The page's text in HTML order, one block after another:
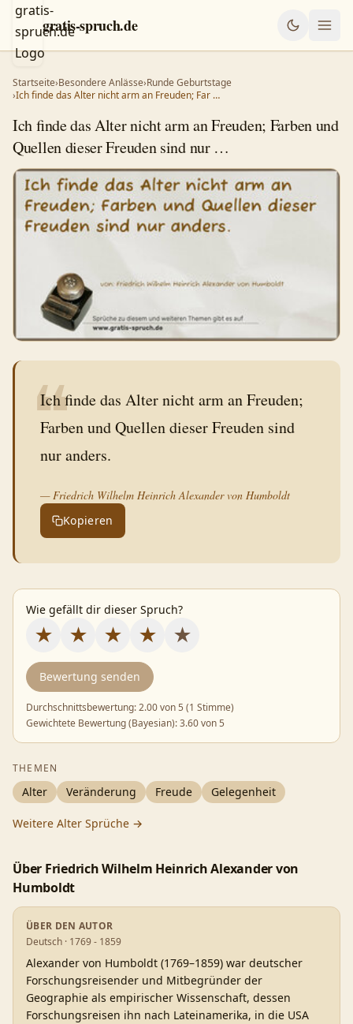
gratis-spruch.de
Startseite›Besondere Anlässe›Runde Geburtstage
›Ich finde das Alter nicht arm an Freuden; Far …
Ich finde das Alter nicht arm an Freuden; Farben und
Quellen dieser Freuden sind nur …
❝
Ich finde das Alter nicht arm an Freuden;
Farben und Quellen dieser Freuden sind
nur anders.
—Friedrich Wilhelm Heinrich Alexander von Humboldt
Kopieren
Wie gefällt dir dieser Spruch?
★ ★ ★ ★ ★
Bewertung senden
Durchschnittsbewertung:2.00von 5 (1 Stimme)
Gewichtete Bewertung (Bayesian):3.60von 5
THEMEN
Alter Veränderung Freude Gelegenheit
Weitere Alter Sprüche →
Über Friedrich Wilhelm Heinrich Alexander von
Humboldt
ÜBER DEN AUTOR
Deutsch · 1769 - 1859
Alexander von Humboldt (1769–1859) war deutscher
Forschungsreisender und Mitbegründer der
Geographie als empirischer Wissenschaft, dessen
Forschungsreisen ihn nach Lateinamerika, in die USA